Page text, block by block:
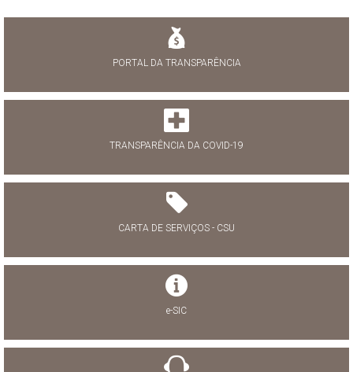
PORTAL DA TRANSPARÊNCIA
TRANSPARÊNCIA DA COVID-19
CARTA DE SERVIÇOS - CSU
e-SIC